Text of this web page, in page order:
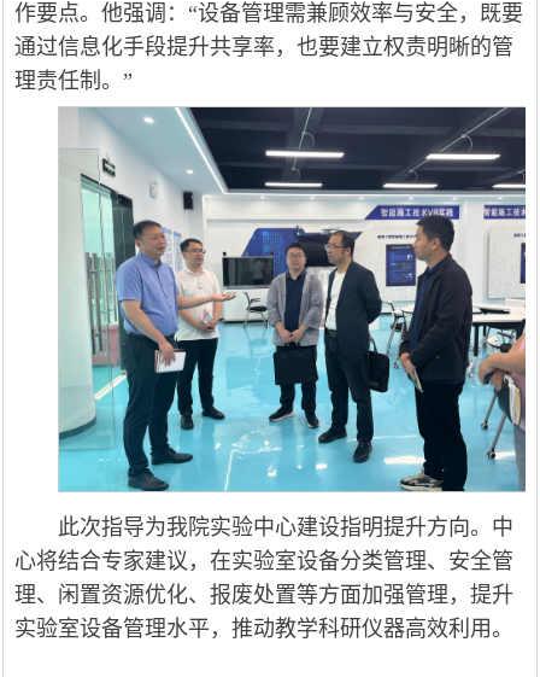
作要点。他强调：“设备管理需兼顾效率与安全，既要
通过信息化手段提升共享率，也要建立权责明晰的管
理责任制。”
此次指导为我院实验中心建设指明提升方向。中
心将结合专家建议，在实验室设备分类管理、安全管
理、闲置资源优化、报废处置等方面加强管理，提升
实验室设备管理水平，推动教学科研仪器高效利用。